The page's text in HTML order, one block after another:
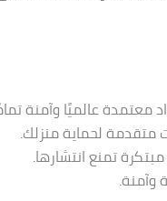
معتمدة عالميًا وآمنة
متقدمة لحماية منزلك.
تمنع انتشارها.
وآمنة.